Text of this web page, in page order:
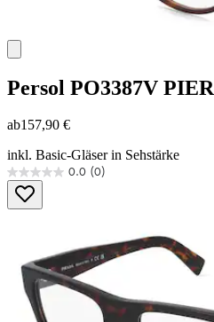
Persol PO3387V PIER
ab157,90 €
inkl. Basic-Gläser in Sehstärke
0.0 (0)
0.0
von
5